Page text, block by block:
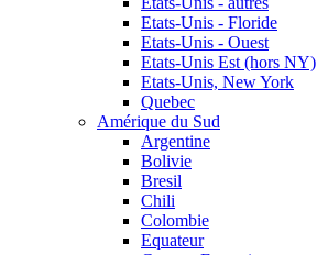
Etats-Unis - Floride
Etats-Unis - Ouest
Etats-Unis Est (hors NY)
Etats-Unis, New York
Quebec
Amérique du Sud
Argentine
Bolivie
Bresil
Chili
Colombie
Equateur